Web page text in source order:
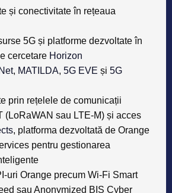
și conectivitate în rețeaua
5G și platforme dezvoltate în
cercetare Horizon
, MATILDA, 5G EVE și 5G
prin rețelele de comunicații
(LoRaWAN sau LTE-M) și acces
, platforma dezvoltată de Orange
pentru gestionarea
uri Orange precum Wi-Fi Smart
sau Anonymized BIS Cyber